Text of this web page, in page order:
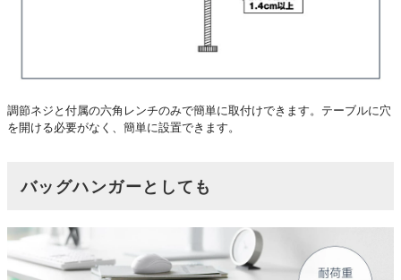
調節ネジと付属の六角レンチのみで簡単に取付けできます。テーブルに穴
を開ける必要がなく、簡単に設置できます。
バッグハンガーとしても